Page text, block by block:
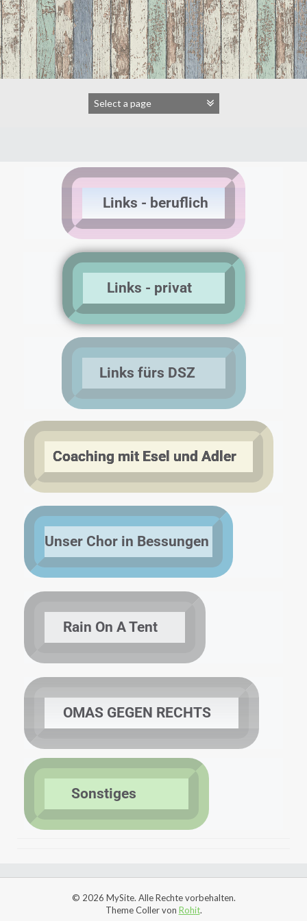
Links - beruflich
Links - privat
Links fürs DSZ
Coaching mit Esel und Adler
Unser Chor in Bessungen
Rain On A Tent
OMAS GEGEN RECHTS
Sonstiges
© 2026 MySite. Alle Rechte vorbehalten.
Theme Coller von Rohit.